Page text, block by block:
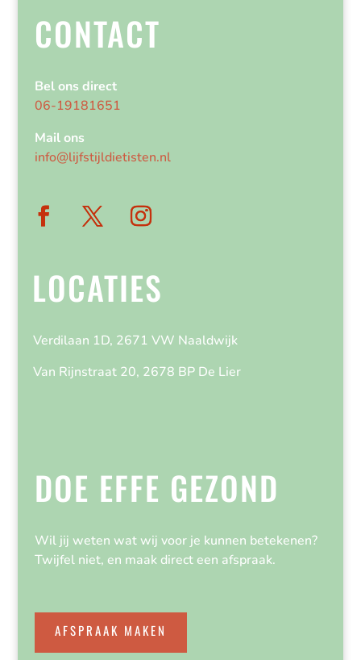
CONTACT
Bel ons direct
06-19181651
Mail ons
info@lijfstijldietisten.nl
LOCATIES
Verdilaan 1D, 2671 VW Naaldwijk
Van Rijnstraat 20, 2678 BP De Lier
DOE EFFE GEZOND
Wil jij weten wat wij voor je kunnen betekenen?
Twijfel niet, en maak direct een afspraak.
AFSPRAAK MAKEN